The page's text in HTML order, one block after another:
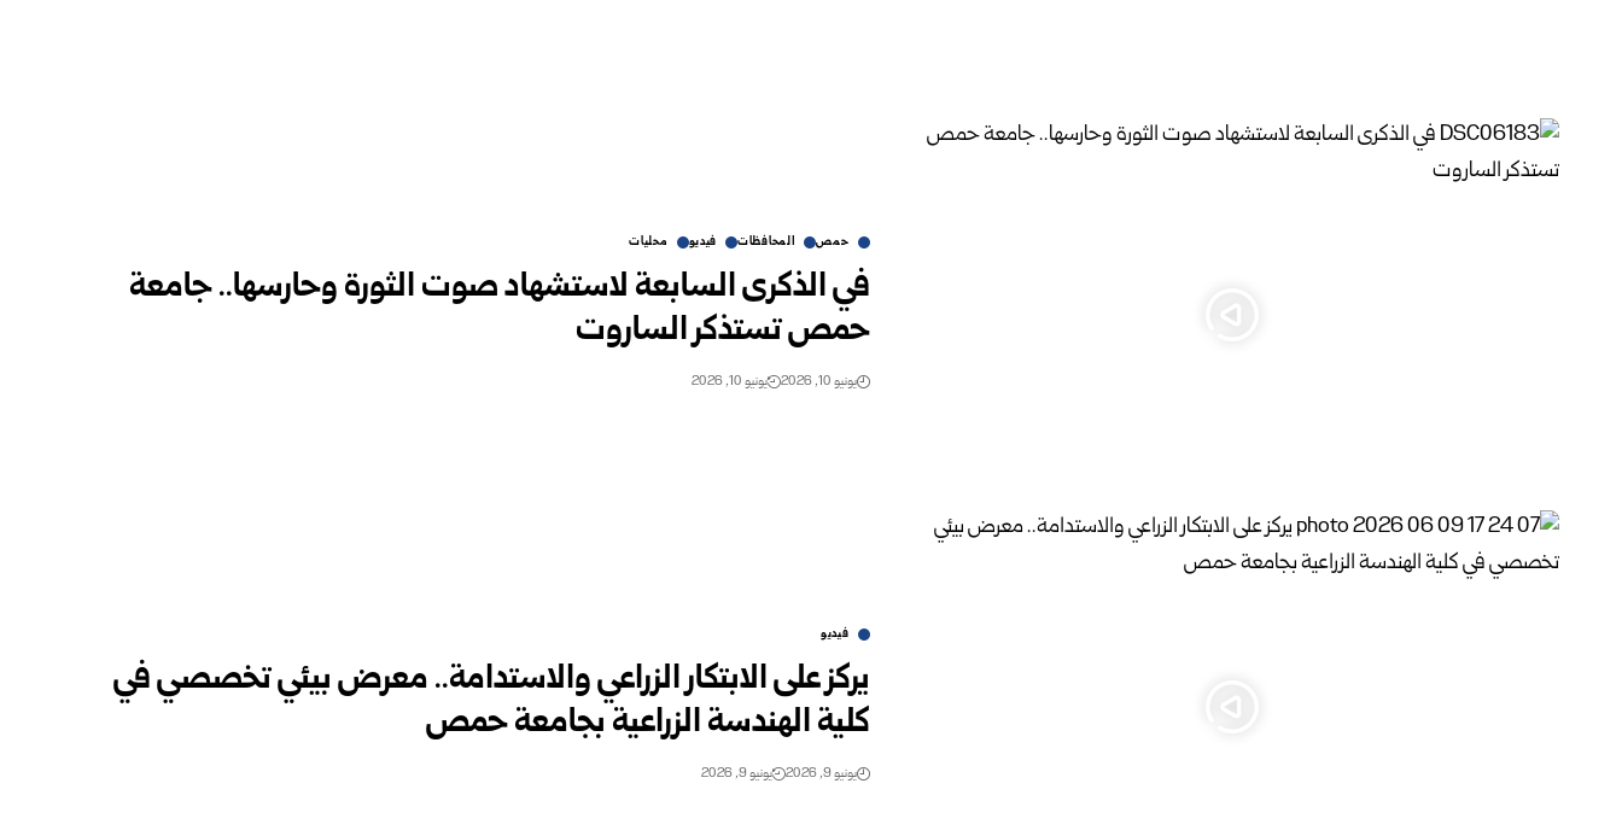
حمص المحافظات فيديو محليات
في الذكرى السابعة لاستشهاد صوت الثورة وحارسها.. جامعة
حمص تستذكر الساروت
يونيو 10, 2026 يونيو 10, 2026
فيديو
يركز على الابتكار الزراعي والاستدامة.. معرض بيئي تخصصي في
كلية الهندسة الزراعية بجامعة حمص
يونيو 9, 2026 يونيو 9, 2026